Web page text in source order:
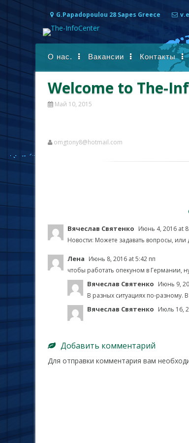
Перейти к содержимому
G.Papadopoulou 28 Sapes Greece
О нас. Вакансии Контакты
Welcome to The-
Май 10, 2015
omgtony8@hotmail.com
Вячеслав Святенко Июнь 4, 2016 at
Новости: Можете задавать вопросы,
Лена Июнь 8, 2016 at 5:42 пп
чтобы работать опекуном в Германии,
Вячеслав Святенко Июнь 9,
В разных ситуациях по-разному.
Вячеслав Святенко Июль 16,
Добавить комментарий
Для отправки комментария вам